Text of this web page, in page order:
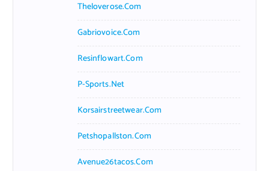
Theloverose.com
Gabriovoice.com
Resinflowart.com
P-Sports.net
Korsairstreetwear.com
Petshopallston.com
Avenue26tacos.com